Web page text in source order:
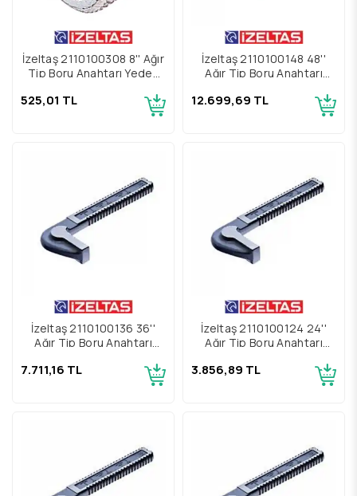
İzeltaş 2110100308 8'' Ağır
Tip Boru Anahtarı Yedek
525,01 TL
İzeltaş 2110100148 48''
Ağır Tip Boru Anahtarı
12.699,69 TL
İzeltaş 2110100136 36''
Ağır Tip Boru Anahtarı
7.711,16 TL
İzeltaş 2110100124 24''
Ağır Tip Boru Anahtarı
3.856,89 TL